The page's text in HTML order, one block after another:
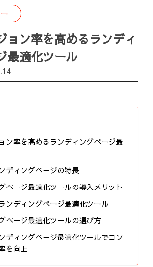
ョン率を高めるランディ
最適化ツール
ン率を高めるランディングページ最
ディングページの特長
ページ最適化ツールの導入メリット
ンディングページ最適化ツール
ページ最適化ツールの選び方
ディングページ最適化ツールでコン
を向上